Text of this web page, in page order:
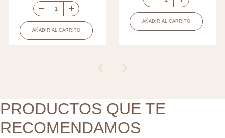
Medalla
covergold
ovalada
22x15mm
x
und
AÑADIR AL CARRITO
Separador
vidrio
pez
und
AÑADIR AL CARRITO
PRODUCTOS QUE TE
RECOMENDAMOS